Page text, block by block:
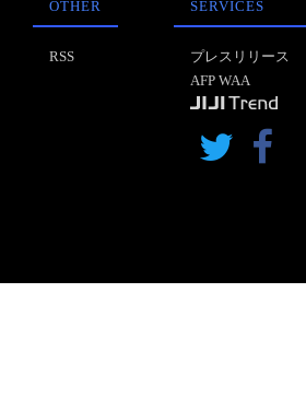
OTHER
RSS
SERVICES
プレスリリース
AFP WAA